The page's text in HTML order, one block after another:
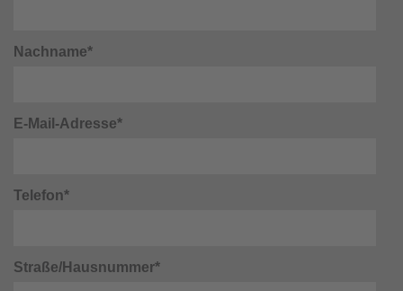
Nachname*
E-Mail-Adresse*
Telefon*
Straße/Hausnummer*